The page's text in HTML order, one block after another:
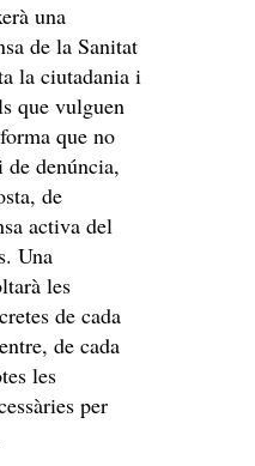
una
de la Sanitat
la ciutadania i
que vulguen
que no
de denúncia,
de
activa del
Una
les
de cada
de cada
les
per